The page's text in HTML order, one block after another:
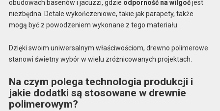
obudowach basenów i jacuzzi, gdzie odporność na wilgoćjest
niezbędna. Detale wykończeniowe, takie jak parapety, także
mogą być z powodzeniem wykonane z tego materiału.
Dzięki swoim uniwersalnym właściwościom, drewno polimerowe
stanowi świetny wybór w wielu zróżnicowanych projektach.
Na czym polega technologia produkcji i
jakie dodatki są stosowane w drewnie
polimerowym?